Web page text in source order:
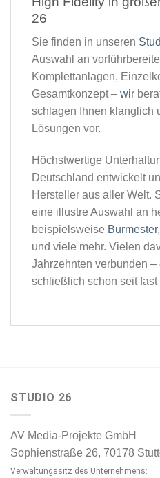
26​
Sie finden in unseren
Auswahl an
Komplettanlagen,
Gesamtkonzept – wir
schlagen Ihnen klanglich
Lösungen vor.
Höchstwertige
Deutschland entwickelt
Hersteller aus aller Welt.
eine illustre Auswahl an
beispielsweise Burmester,
und viele mehr. Vielen
Jahrzehnten verbunden
schließlich schon seit fast
STUDIO 26
AV Media-Projekte GmbH
Sophienstraße 26, 70178
Verwaltungssitz des Unternehmens: